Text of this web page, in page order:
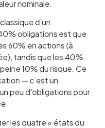
nominale.
d’un
obligations est que
60% en actions (à
tandis que les 40%
10% du risque. Ce
— c’est un
peu d’obligations pour
les quatre « états du